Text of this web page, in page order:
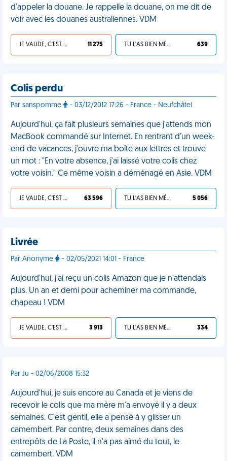
d'appeler la douane. Je rappelle la douane, on me dit de
voir avec les douanes australiennes. VDM
JE VALIDE, C'EST UNE VDM 11 275 TU L'AS BIEN MÉRITÉ 639
Colis perdu
Par sanspomme - 03/12/2012 17:26 - France - Neufchâtel
Aujourd'hui, ça fait plusieurs semaines que j'attends mon
MacBook commandé sur Internet. En rentrant d'un week-
end de vacances, j'ouvre ma boîte aux lettres et trouve
un mot : "En votre absence, j'ai laissé votre colis chez
votre voisin." Ce même voisin a déménagé en Asie. VDM
JE VALIDE, C'EST UNE VDM 63 596 TU L'AS BIEN MÉRITÉ 5 056
Livrée
Par Anonyme - 02/05/2021 14:01 - France
Aujourd'hui, j'ai reçu un colis Amazon que je n'attendais
plus. Un an et demi pour acheminer ma commande,
chapeau ! VDM
JE VALIDE, C'EST UNE VDM 3 913 TU L'AS BIEN MÉRITÉ 334
Par Ju - 02/06/2008 15:32
Aujourd'hui, je suis encore au Canada et je viens de
recevoir le colis que ma mère m'a envoyé il y a deux
semaines. C'est gentil, elle a pensé à y glisser un
camembert. Par contre, deux semaines dans des
entrepôts de La Poste, il n'a pas aimé du tout, le
camembert. VDM